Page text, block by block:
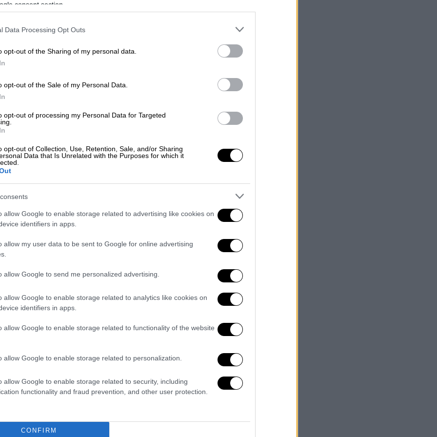
consent section.
Data Processing Opt Outs
opt-out of the Sharing of my personal data.
opt-out of the Sale of my Personal Data.
opt-out of processing my Personal Data for Targeted
opt-out of Collection, Use, Retention, Sale, and/or Sharing
Data that Is Unrelated with the Purposes for which it
allow Google to enable storage related to advertising like cookies on
identifiers in apps.
allow my user data to be sent to Google for online advertising
allow Google to send me personalized advertising.
allow Google to enable storage related to analytics like cookies on
identifiers in apps.
allow Google to enable storage related to functionality of the website
allow Google to enable storage related to personalization.
allow Google to enable storage related to security, including
functionality and fraud prevention, and other user protection.
CONFIRM
των ΗΠΑ, που έκαναν τη σχετική
Ινστιτούτου Καρκίνου, σύμφωνα με το
Νέας Υόρκης", ανέλυσαν στοιχεία για
σε βάθος περίπου 11 ετών, στη διάρκεια
της μήτρας.
κίνδυνος
του συγκεκριμένου
γυναίκες που είχαν χρησιμοποιήσει
από τέσσερις φορές κατά το
τέτοιων προϊόντων σχετιζόταν με
ετών καρκίνο της μήτρας εμφάνισε το
ποτέ ισιωτικά μαλλιών, όμως
για όσες έκαναν συχνή χρήση. Πάντως
εν λόγω καρκίνος είναι σχετικά σπάνιος»,
τα ισιωτικά μαλλιών(hair-straighteners)
την ενδοκρινική λειτουργία. Στο
επίσης με μεγαλύτερο κίνδυνο για
άλλους ορμονοευαίσθητους καρκίνους.
επιδημιολογικάστοιχεία για τη σχέση
και στον καρκίνο της μήτρας.
συγκεκριμένα χημικά που
οι ερευνητές. Ουσίες όπως τα
και η φορμαλδεΰδη, που έχουν
στην αύξηση του κινδύνου καρκίνου.
όπως για βάψιμοή περμανάντ δεν φάνηκε
μήτρας. Ο εν λόγω γυναικολογικός
τάση κατά τα τελευταία χρόνια, ιδίως